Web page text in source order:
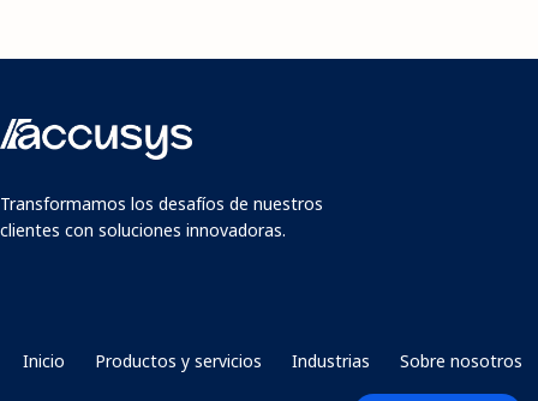
Transformamos los desafíos de nuestros
clientes con soluciones innovadoras.
Inicio Productos y servicios Industrias Sobre nosotros